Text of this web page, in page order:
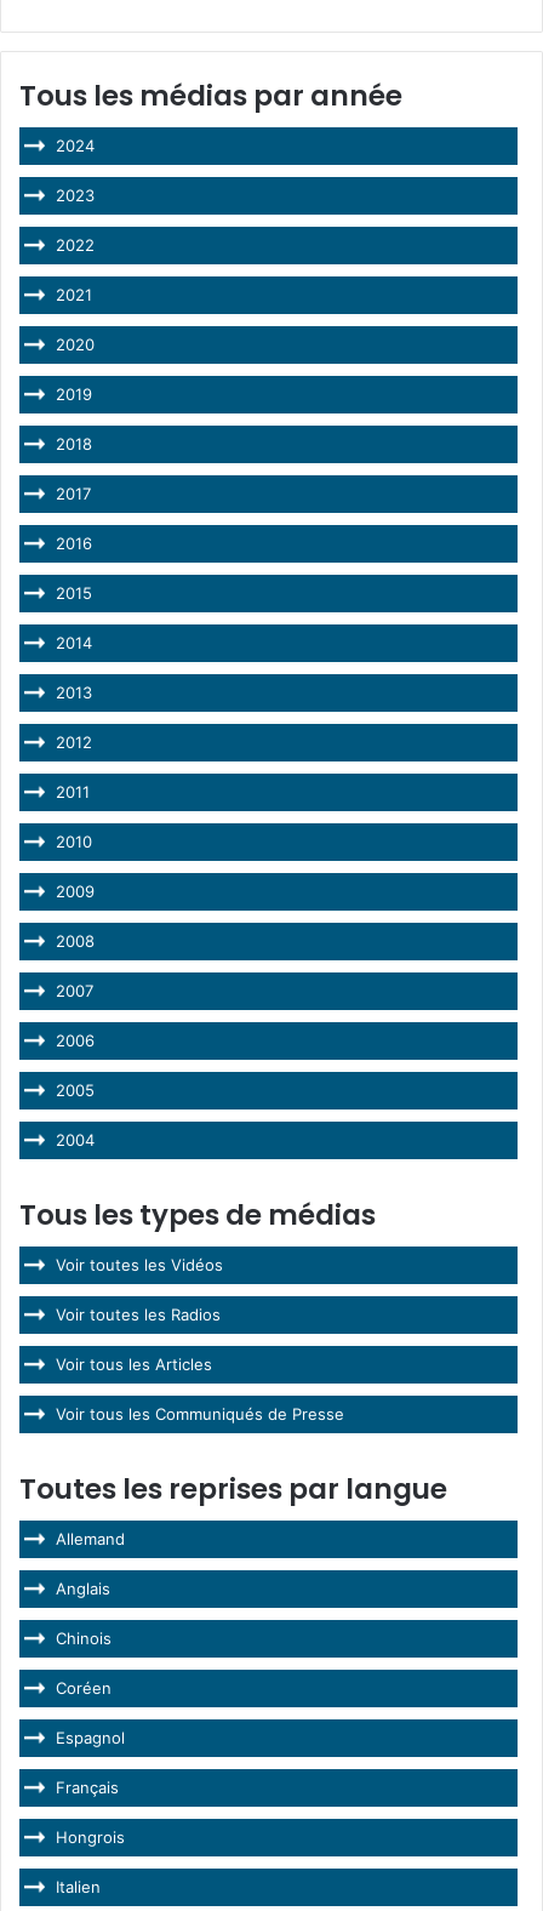
Tous les médias par année
2024
2023
2022
2021
2020
2019
2018
2017
2016
2015
2014
2013
2012
2011
2010
2009
2008
2007
2006
2005
2004
Tous les types de médias
Voir toutes les Vidéos
Voir toutes les Radios
Voir tous les Articles
Voir tous les Communiqués de Presse
Toutes les reprises par langue
Allemand
Anglais
Chinois
Coréen
Espagnol
Français
Hongrois
Italien